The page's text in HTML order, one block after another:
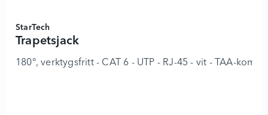
StarTech
Trapetsjack
180°, verktygsfritt - CAT 6 - UTP - RJ-45 - vit - TAA-